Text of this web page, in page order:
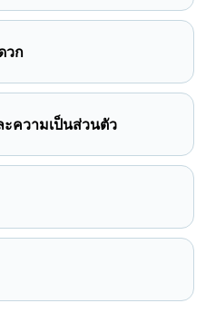
วก
ความเป็นส่วนตัว